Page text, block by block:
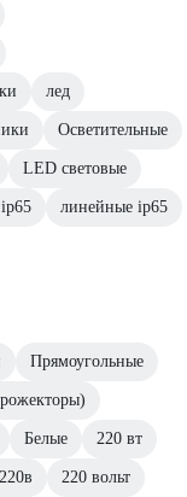
лед
Осветительные
LED световые
линейные ip65
Прямоугольные
Белые 220 вт
220 вольт